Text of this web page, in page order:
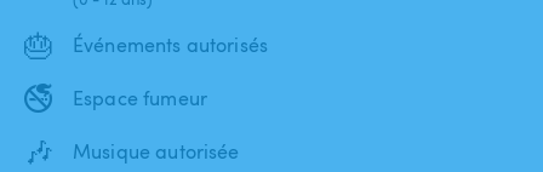
🎂 Événements autorisés
🚭 Espace fumeur
🎶 Musique autorisée